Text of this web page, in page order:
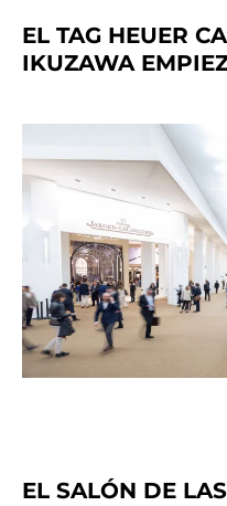
EL TAG HEUER
IKUZAWA
EL SALÓN DE